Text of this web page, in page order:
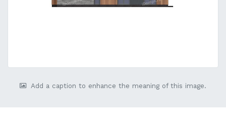
Add a caption to enhance the meaning of this image.